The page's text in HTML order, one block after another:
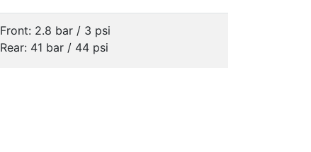
Front: 2.8 bar / 3 psi
Rear: 41 bar / 44 psi